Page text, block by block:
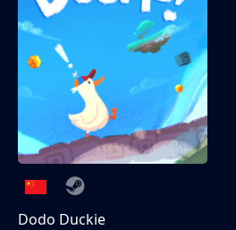
Dodo Duckie